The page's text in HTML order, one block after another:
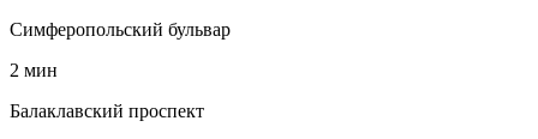
Симферопольский бульвар
2 мин
Балаклавский проспект